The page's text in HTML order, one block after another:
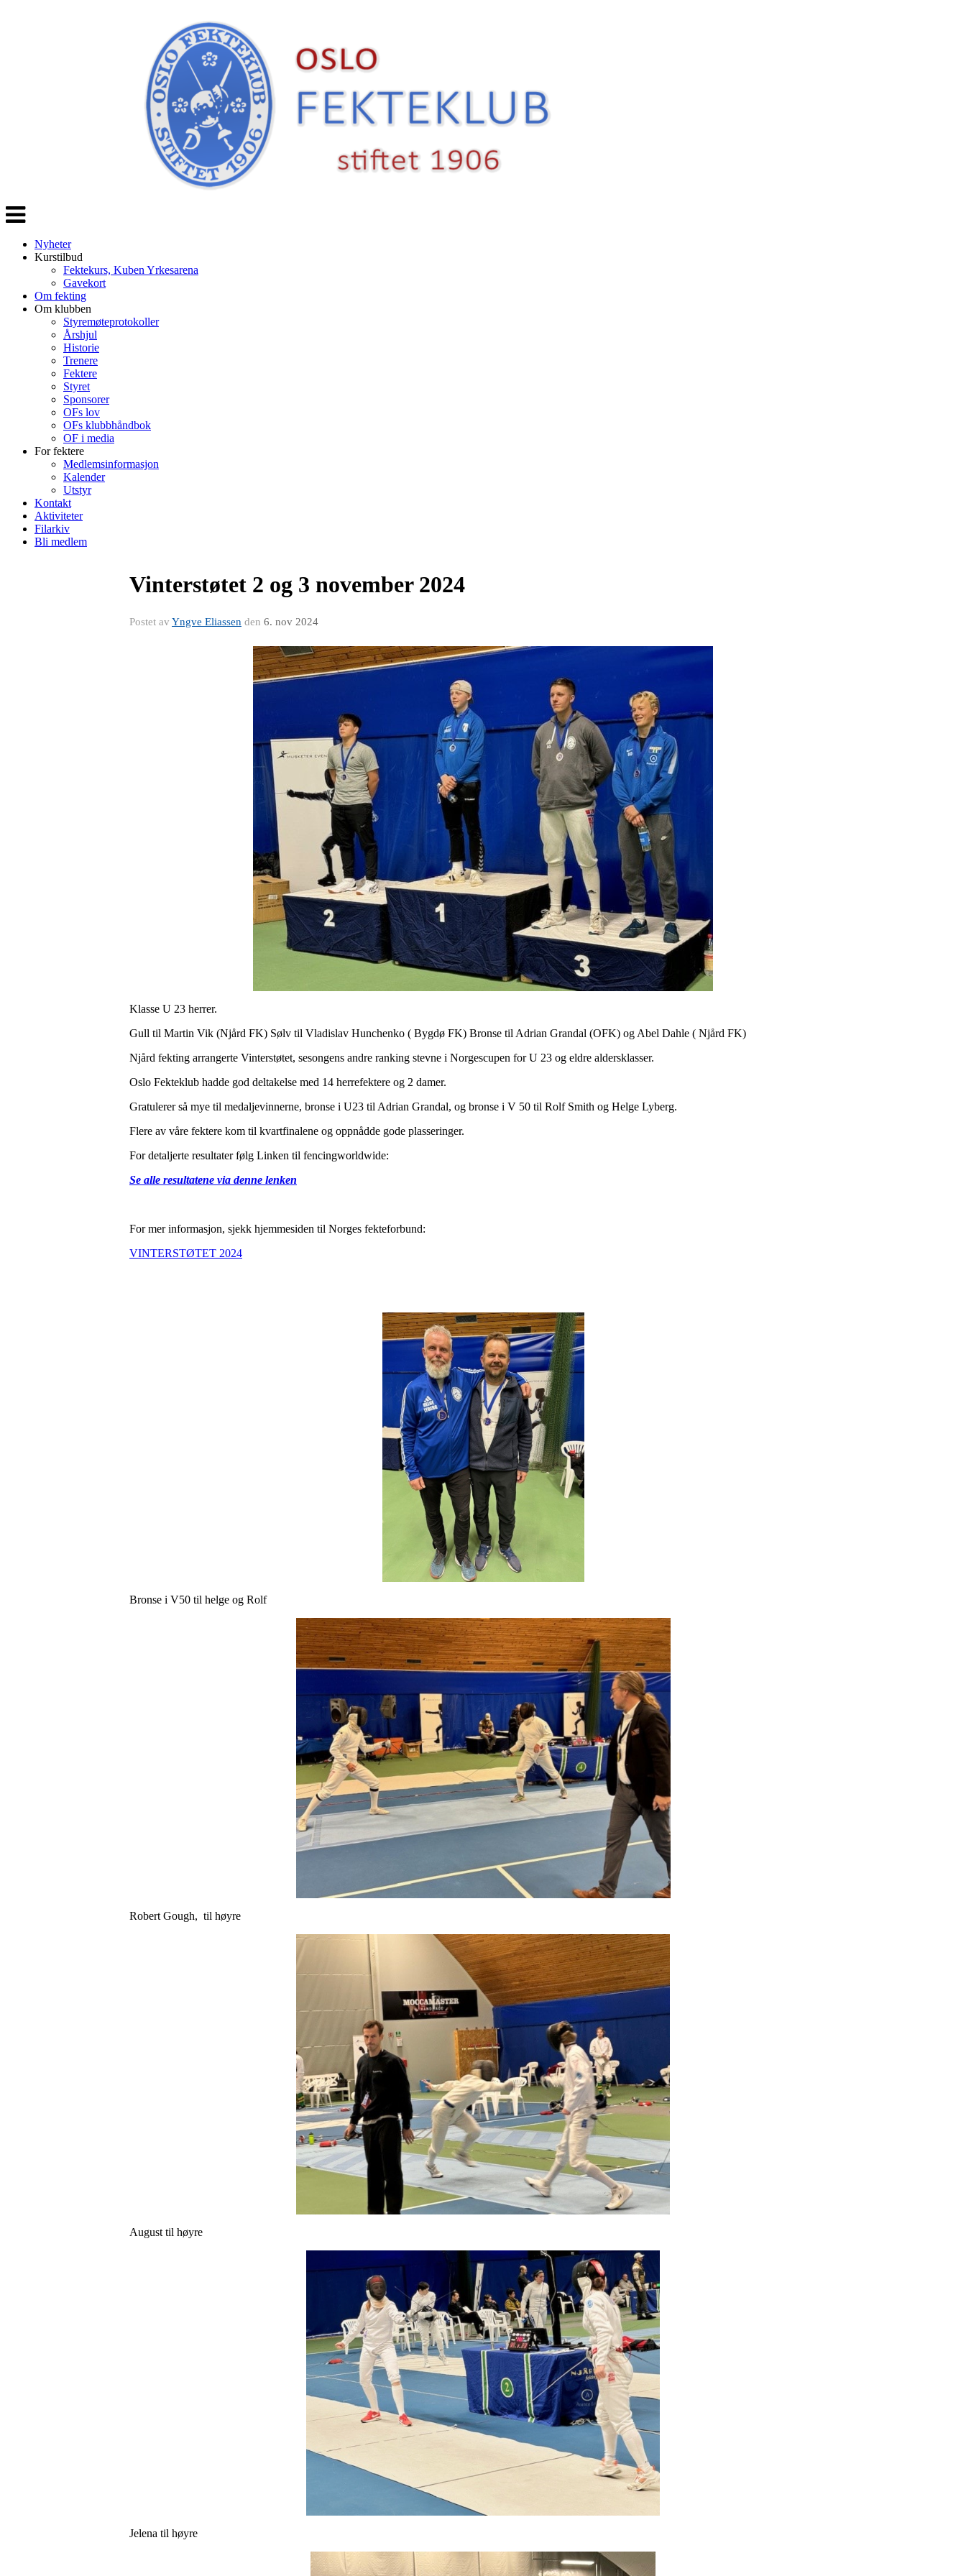
Veksle
navigasjon
Nyheter
Kurstilbud
Fektekurs, Kuben Yrkesarena
Gavekort
Om fekting
Om klubben
Styremøteprotokoller
Årshjul
Historie
Trenere
Fektere
Styret
Sponsorer
OFs lov
OFs klubbhåndbok
OF i media
For fektere
Medlemsinformasjon
Kalender
Utstyr
Kontakt
Aktiviteter
Filarkiv
Bli medlem
Vinterstøtet 2 og 3 november 2024
Postet av Yngve Eliassen den 6. nov 2024
Klasse U 23 herrer.
Gull til Martin Vik (Njård FK) Sølv til Vladislav Hunchenko ( Bygdø FK) Bronse til Adrian Grandal (OFK) og Abel Dahle ( Njård FK)
Njård fekting arrangerte Vinterstøtet, sesongens andre ranking stevne i Norgescupen for U 23 og eldre aldersklasser.
Oslo Fekteklub hadde god deltakelse med 14 herrefektere og 2 damer.
Gratulerer så mye til medaljevinnerne, bronse i U23 til Adrian Grandal, og bronse i V 50 til Rolf Smith og Helge Lyberg.
Flere av våre fektere kom til kvartfinalene og oppnådde gode plasseringer.
For detaljerte resultater følg Linken til fencingworldwide:
Se alle resultatene via denne lenken
For mer informasjon, sjekk hjemmesiden til Norges fekteforbund:
VINTERSTØTET 2024
Bronse i V50 til helge og Rolf
Robert Gough, til høyre
August til høyre
Jelena til høyre